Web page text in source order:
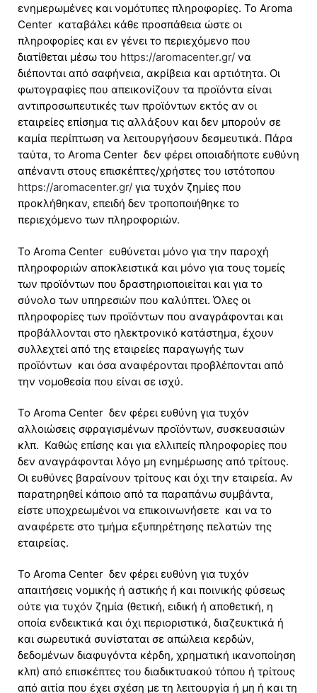
ενημερωμένες και νομότυπες πληροφορίες. Το Aroma
Center καταβάλει κάθε προσπάθεια ώστε οι
πληροφορίες και εν γένει το περιεχόμενο που
διατίθεται μέσω του https://aromacenter.gr/ να
διέπονται από σαφήνεια, ακρίβεια και αρτιότητα. Οι
φωτογραφίες που απεικονίζουν τα προϊόντα είναι
αντιπροσωπευτικές των προϊόντων εκτός αν οι
εταιρείες επίσημα τις αλλάξουν και δεν μπορούν σε
καμία περίπτωση να λειτουργήσουν δεσμευτικά. Πάρα
ταύτα, το Aroma Center δεν φέρει οποιαδήποτε ευθύνη
απέναντι στους επισκέπτες/χρήστες του ιστότοπου
https://aromacenter.gr/ για τυχόν ζημίες που
προκλήθηκαν, επειδή δεν τροποποιήθηκε το
περιεχόμενο των πληροφοριών.
Το Aroma Center ευθύνεται μόνο για την παροχή
πληροφοριών αποκλειστικά και μόνο για τους τομείς
των προϊόντων που δραστηριοποιείται και για το
σύνολο των υπηρεσιών που καλύπτει. Όλες οι
πληροφορίες των προϊόντων που αναγράφονται και
προβάλλονται στο ηλεκτρονικό κατάστημα, έχουν
συλλεχτεί από της εταιρείες παραγωγής των
προϊόντων και όσα αναφέρονται προβλέπονται από
την νομοθεσία που είναι σε ισχύ.
To Aroma Center δεν φέρει ευθύνη για τυχόν
αλλοιώσεις σφραγισμένων προϊόντων, συσκευασιών
κλπ. Καθώς επίσης και για ελλιπείς πληροφορίες που
δεν αναγράφονται λόγο μη ενημέρωσης από τρίτους.
Οι ευθύνες βαραίνουν τρίτους και όχι την εταιρεία. Αν
παρατηρηθεί κάποιο από τα παραπάνω συμβάντα,
είστε υποχρεωμένοι να επικοινωνήσετε και να το
αναφέρετε στο τμήμα εξυπηρέτησης πελατών της
εταιρείας.
Το Aroma Center δεν φέρει ευθύνη για τυχόν
απαιτήσεις νομικής ή αστικής ή και ποινικής φύσεως
ούτε για τυχόν ζημία (θετική, ειδική ή αποθετική, η
οποία ενδεικτικά και όχι περιοριστικά, διαζευκτικά ή
και σωρευτικά συνίσταται σε απώλεια κερδών,
δεδομένων διαφυγόντα κέρδη, χρηματική ικανοποίηση
κλπ) από επισκέπτες του διαδικτυακού τόπου ή τρίτους
από αιτία που έχει σχέση με τη λειτουργία ή μη ή και τη